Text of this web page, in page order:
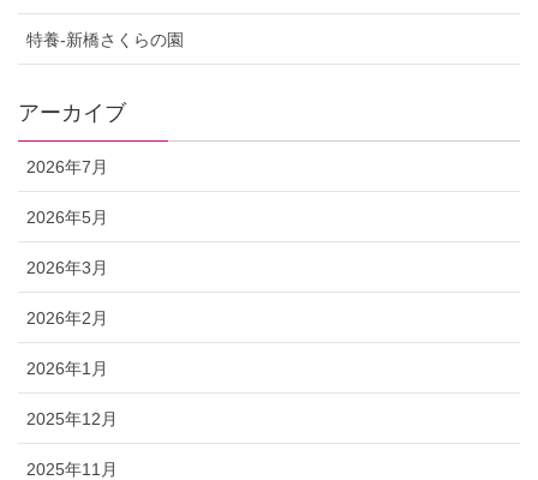
特養-新橋さくらの園
アーカイブ
2026年7月
2026年5月
2026年3月
2026年2月
2026年1月
2025年12月
2025年11月